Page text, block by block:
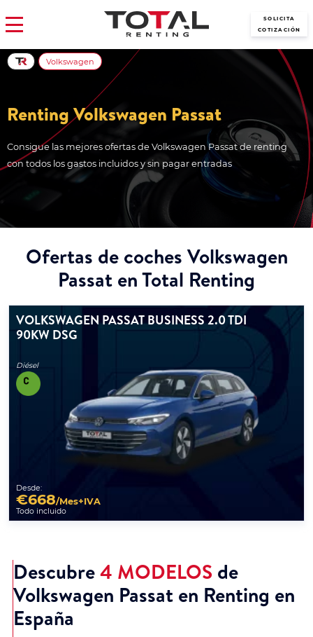
SOLICITA
COTIZACIÓN
Renting Volkswagen Passat
Consigue las mejores ofertas de Volkswagen Passat de renting
con todos los gastos incluidos y sin pagar entradas
Volkswagen
Ofertas de coches Volkswagen
Passat en Total Renting
VOLKSWAGEN PASSAT BUSINESS 2.0 TDI
90KW DSG
Diésel
Desde:
€668/Mes+IVA
Todo incluido
Descubre4 MODELOS de
Volkswagen Passat en Renting en
España